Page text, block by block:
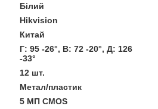
Білий
Hikvision
Китай
Г: 95 -26°, В: 72 -20°, Д: 126
-33°
12 шт.
Метал/пластик
5 МП CMOS